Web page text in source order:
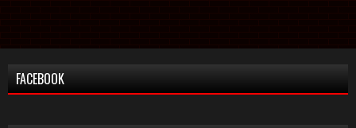
FACEBOOK